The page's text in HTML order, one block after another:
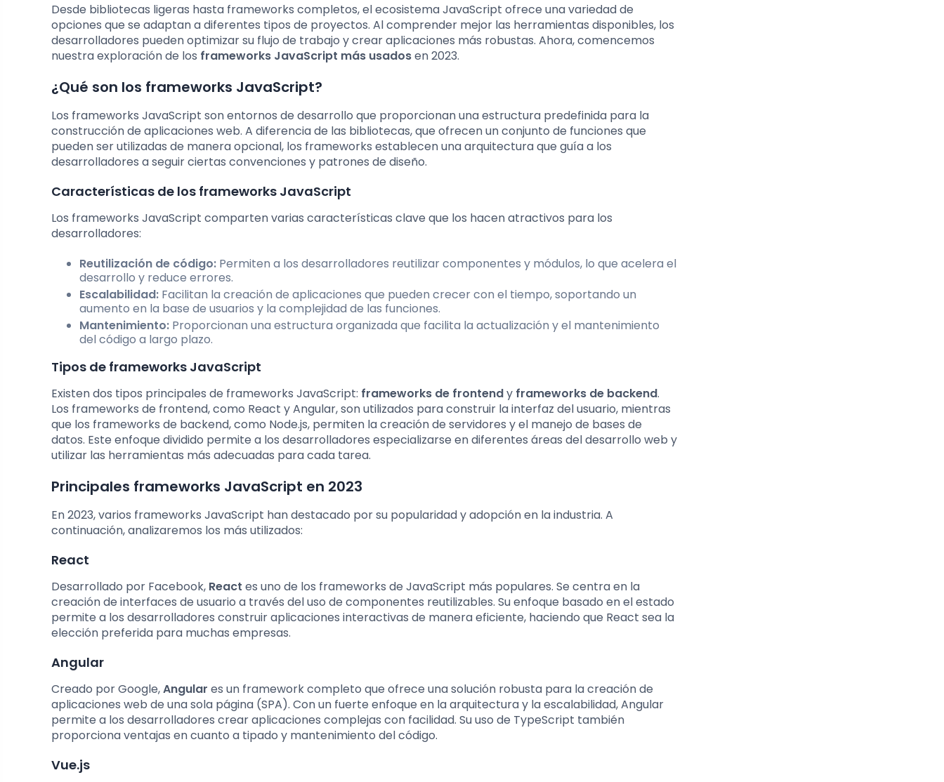
Desde bibliotecas ligeras hasta frameworks completos, el ecosistema JavaScript ofrece una variedad de
opciones que se adaptan a diferentes tipos de proyectos. Al comprender mejor las herramientas disponibles, los
desarrolladores pueden optimizar su flujo de trabajo y crear aplicaciones más robustas. Ahora, comencemos
nuestra exploración de los frameworks JavaScript más usadosen 2023.
¿Qué son los frameworks JavaScript?
Los frameworks JavaScript son entornos de desarrollo que proporcionan una estructura predefinida para la
construcción de aplicaciones web. A diferencia de las bibliotecas, que ofrecen un conjunto de funciones que
pueden ser utilizadas de manera opcional, los frameworks establecen una arquitectura que guía a los
desarrolladores a seguir ciertas convenciones y patrones de diseño.
Características de los frameworks JavaScript
Los frameworks JavaScript comparten varias características clave que los hacen atractivos para los
desarrolladores:
Reutilización de código: Permiten a los desarrolladores reutilizar componentes y módulos, lo que acelera el
desarrollo y reduce errores.
Escalabilidad: Facilitan la creación de aplicaciones que pueden crecer con el tiempo, soportando un
aumento en la base de usuarios y la complejidad de las funciones.
Mantenimiento: Proporcionan una estructura organizada que facilita la actualización y el mantenimiento
del código a largo plazo.
Tipos de frameworks JavaScript
Existen dos tipos principales de frameworks JavaScript: frameworks de frontendy frameworks de backend.
Los frameworks de frontend, como React y Angular, son utilizados para construir la interfaz del usuario, mientras
que los frameworks de backend, como Node.js, permiten la creación de servidores y el manejo de bases de
datos. Este enfoque dividido permite a los desarrolladores especializarse en diferentes áreas del desarrollo web y
utilizar las herramientas más adecuadas para cada tarea.
Principales frameworks JavaScript en 2023
En 2023, varios frameworks JavaScript han destacado por su popularidad y adopción en la industria. A
continuación, analizaremos los más utilizados:
React
Desarrollado por Facebook, React es uno de los frameworks de JavaScript más populares. Se centra en la
creación de interfaces de usuario a través del uso de componentes reutilizables. Su enfoque basado en el estado
permite a los desarrolladores construir aplicaciones interactivas de manera eficiente, haciendo que React sea la
elección preferida para muchas empresas.
Angular
Creado por Google,Angular es un framework completo que ofrece una solución robusta para la creación de
aplicaciones web de una sola página (SPA). Con un fuerte enfoque en la arquitectura y la escalabilidad, Angular
permite a los desarrolladores crear aplicaciones complejas con facilidad. Su uso de TypeScript también
proporciona ventajas en cuanto a tipado y mantenimiento del código.
Vue.js